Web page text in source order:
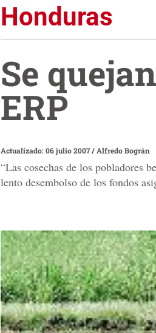
Honduras
Se
ERP
Actualizado: 06 julio 2007/ Alfredo Bográn
“Las cosechas de los pobladores
lento desembolso de los fondos